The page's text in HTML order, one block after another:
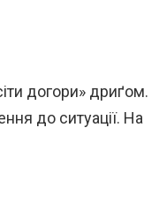
догори» дриґом.
до ситуації. На